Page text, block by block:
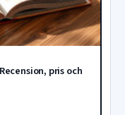
pris och